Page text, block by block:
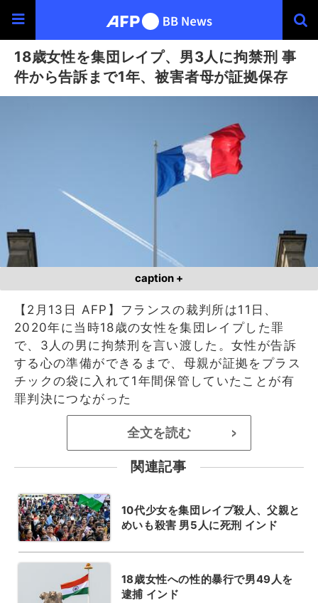
18歳女性を集団レイプ、男3人に拘禁刑 事
件から告訴まで1年、被害者母が証拠保存
caption +
【2月13日 AFP】フランスの裁判所は11日、
2020年に当時18歳の女性を集団レイプした罪
で、3人の男に拘禁刑を言い渡した。女性が告訴
する心の準備ができるまで、母親が証拠をプラス
チックの袋に入れて1年間保管していたことが有
罪判決につながった
全文を読む >
関連記事
10代少女を集団レイプ殺人、父親と
めいも殺害 男5人に死刑 インド
18歳女性への性的暴行で男49人を
逮捕 インド